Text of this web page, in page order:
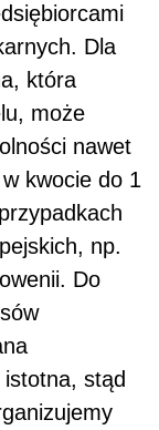
Dla
która
może
nawet
kwocie do 1
np.
Do
stąd